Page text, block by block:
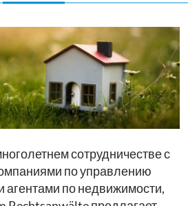
сотрудничестве с
по управлению
агентами по недвижимости,